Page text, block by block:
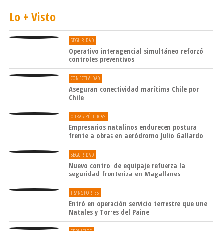
Lo + Visto
SEGURIDAD
Operativo interagencial simultáneo reforzó
controles preventivos
CONECTIVIDAD
Aseguran conectividad marítima Chile por
Chile
OBRAS PÚBLICAS
Empresarios natalinos endurecen postura
frente a obras en aeródromo Julio Gallardo
SEGURIDAD
Nuevo control de equipaje refuerza la
seguridad fronteriza en Magallanes
TRANSPORTES
Entró en operación servicio terrestre que une
Natales y Torres del Paine